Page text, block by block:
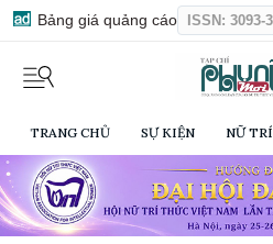
Bảng giá quảng cáo ISSN: 3093-
TRANG CHỦ SỰ KIỆN NỮ